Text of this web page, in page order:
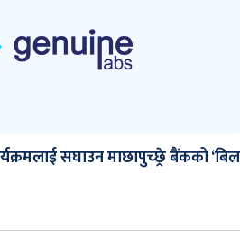
सघाउन माछापुच्छ्रे बैंकको ‘बिल